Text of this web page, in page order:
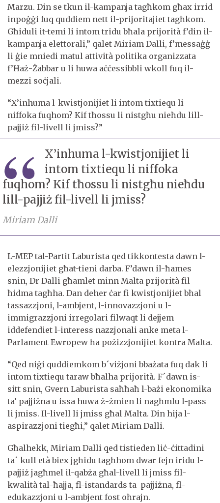
Marzu. Din se tkun il-kampanja tagħkom għax irrid
inpoġġi fuq quddiem nett il-prijoritajiet tagħkom.
Għiduli it-temi li intom tridu bħala prijorità f’din il-
kampanja elettorali,” qalet Miriam Dalli, f’messaġġ
li ġie mniedi matul attività politika organizzata
f’Ħaż-Żabbar u li huwa aċċessibbli wkoll fuq il-
mezzi soċjali.
“X’inhuma l-kwistjonijiet li intom tixtiequ li
niffoka fuqhom? Kif tħossu li nistgħu nieħdu lill-
pajjiż fil-livell li jmiss?”
X’inhuma l-kwistjonijiet li
intom tixtiequ li niffoka
fuqhom? Kif tħossu li nistgħu nieħdu
lill-pajjiż fil-livell li jmiss?
Miriam Dalli
L-MEP tal-Partit Laburista qed tikkontesta dawn l-
elezzjonijiet għat-tieni darba. F’dawn il-ħames
snin, Dr Dalli għamlet minn Malta prijorità fil-
ħidma tagħha. Dan deher ċar fi kwistjonijiet bħal
tassazzjoni, l-ambjent, l-innovazzjoni u l-
immigrazzjoni irregolari filwaqt li dejjem
iddefendiet l-interess nazzjonali anke meta l-
Parlament Ewropew ħa pożizzjonijiet kontra Malta.
“Qed niġi quddiemkom b´viżjoni bbażata fuq dak li
intom tixtiequ taraw bħalha prijorità. F´dawn is-
sitt snin, Gvern Laburista saħħaħ l-bażi ekonomika
ta’ pajjiżna u issa huwa ż-żmien li nagħmlu l-pass
li jmiss. Il-livell li jmiss għal Malta. Din hija l-
aspirazzjoni tiegħi,” qalet Miriam Dalli.
Għalhekk, Miriam Dalli qed tistieden liċ-ċittadini
ta´ kull età biex jgħidu tagħhom dwar fejn iridu l-
pajjiż jagħmel il-qabża għal-livell li jmiss fil-
kwalità tal-ħajja, fl-istandards ta pajjiżna, fl-
edukazzjoni u l-ambjent fost oħrajn.